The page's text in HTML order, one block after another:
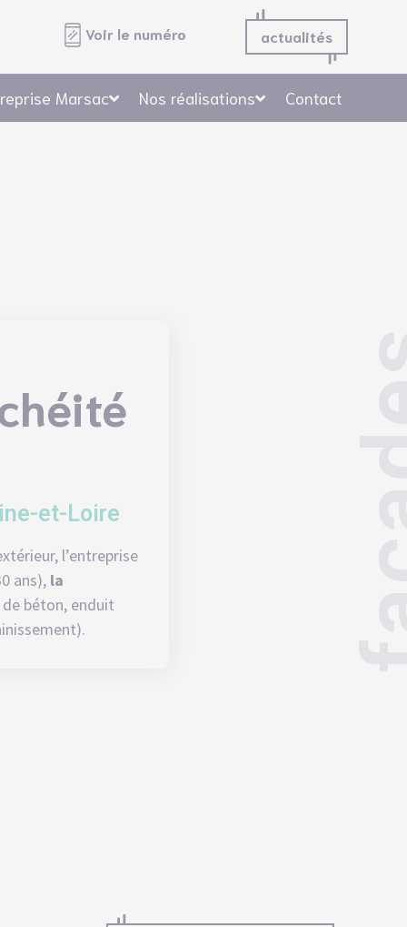
Sols, Murs, Façade
Voir le numéro actualités
Marsac Nos réalisations Contact
et-Loire
, l’entreprise
ans), la
béton, enduit